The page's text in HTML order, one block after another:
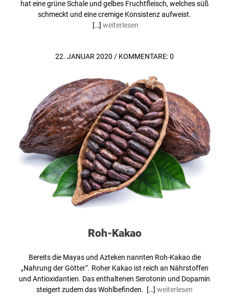
hat eine grüne Schale und gelbes Fruchtfleisch, welches süß
schmeckt und eine cremige Konsistenz aufweist.
[…] weiterlesen
22. JANUAR 2020 / KOMMENTARE: 0
Roh-Kakao
Bereits die Mayas und Azteken nannten Roh-Kakao die
„Nahrung der Götter“. Roher Kakao ist reich an Nährstoffen
und Antioxidantien. Das enthaltenen Serotonin und Dopamin
steigert zudem das Wohlbefinden. […] weiterlesen